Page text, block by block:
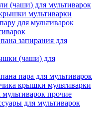
(чаши) для мультиварок
мультиварки
для мультиварок
запирания для
(чаши) для
пара для мультиварок
крышки мультиварки
прочие
для мультиварок